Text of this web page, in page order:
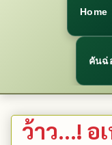
Home
คันฉ่
ว้าว...! อ